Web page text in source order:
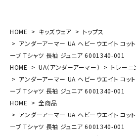
HOME キッズウェア
トップス
アンダーアーマー UA ヘビーウエイト コッ
ーブ Tシャツ 長袖 ジュニア 6001340-001
HOME
UA（アンダーアーマー）
トレーニ
アンダーアーマー UA ヘビーウエイト コッ
ーブ Tシャツ 長袖 ジュニア 6001340-001
HOME
全商品
アンダーアーマー UA ヘビーウエイト コッ
ーブ Tシャツ 長袖 ジュニア 6001340-001